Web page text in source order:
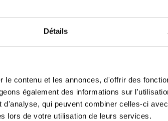
Détails
le contenu et les annonces, d'offrir des
également des informations sur
qui peuvent combiner celles-ci
lors de votre utilisation de leurs services.
HDMI,
Connectique: